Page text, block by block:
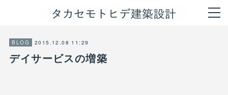
BLOG 2015.12.08 11:29
デイサービスの増築